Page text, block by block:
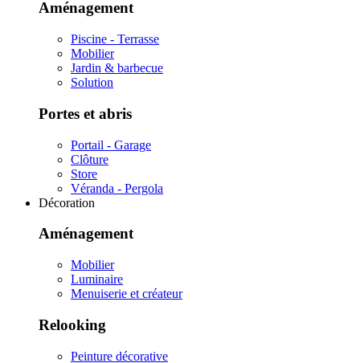
Aménagement
Piscine - Terrasse
Mobilier
Jardin & barbecue
Solution
Portes et abris
Portail - Garage
Clôture
Store
Véranda - Pergola
Décoration
Aménagement
Mobilier
Luminaire
Menuiserie et créateur
Relooking
Peinture décorative